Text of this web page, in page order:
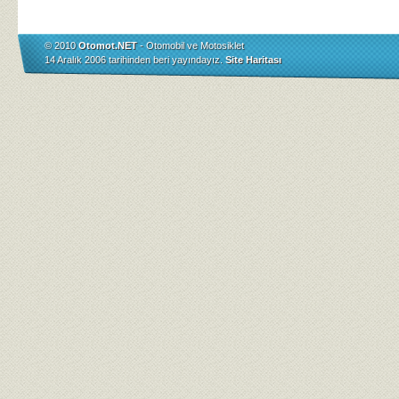
© 2010Otomot.NET- Otomobil ve Motosiklet
14 Aralık 2006 tarihinden beri yayındayız. Site Haritası